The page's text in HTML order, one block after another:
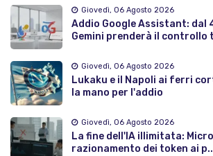
Giovedì, 06 Agosto 2026
Addio Google Assistant: dal
Gemini prenderà il controllo
Giovedì, 06 Agosto 2026
Lukaku e il Napoli ai ferri
la mano per l'addio
Giovedì, 06 Agosto 2026
La fine dell'IA illimitata:
razionamento dei token ai p..